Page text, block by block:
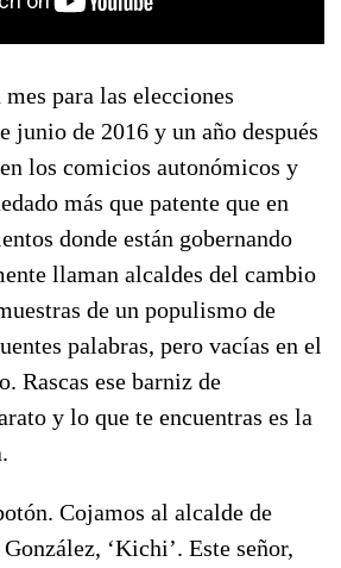
para las elecciones
junio de 2016 y un año después
los comicios autonómicos y
más que patente que en
donde están gobernando
llaman alcaldes del cambio
de un populismo de
palabras, pero vacías en el
Rascas ese barniz de
y lo que te encuentras es la
Cojamos al alcalde de
‘Kichi’. Este señor,